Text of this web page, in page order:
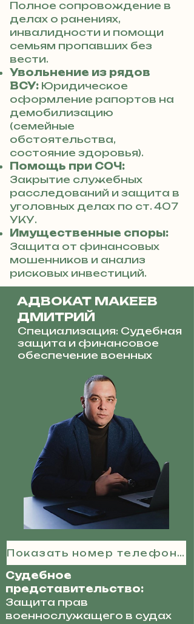
Полное сопровождение в
делах о ранениях,
инвалидности и помощи
семьям пропавших без
вести.
Увольнение из рядов
ВСУ: Юридическое
оформление рапортов на
демобилизацию
(семейные
обстоятельства,
состояние здоровья).
Помощь при СОЧ:
Закрытие служебных
расследований и защита в
уголовных делах по ст. 407
УКУ.
Имущественные споры:
Защита от финансовых
мошенников и анализ
рисковых инвестиций.
АДВОКАТ МАКЕЕВ
ДМИТРИЙ
Специализация: Судебная
защита и финансовое
обеспечение военных
Показать номер телефона
Судебное
представительство:
Защита прав
военнослужащего в судах